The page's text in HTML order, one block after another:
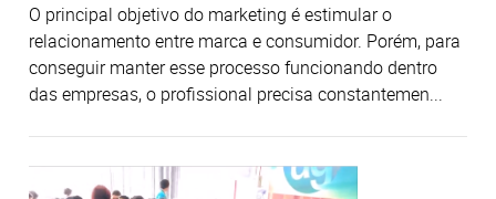
O principal objetivo do marketing é estimular o
relacionamento entre marca e consumidor. Porém, para
conseguir manter esse processo funcionando dentro
das empresas, o profissional precisa constantemen...